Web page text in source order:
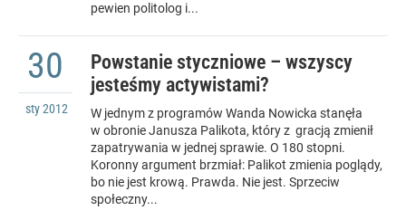
pewien politolog i...
Powstanie styczniowe – wszyscy
jesteśmy actywistami?
30
sty2012
W jednym z programów Wanda Nowicka stanęła
w obronie Janusza Palikota, który z gracją zmienił
zapatrywania w jednej sprawie. O 180 stopni.
Koronny argument brzmiał: Palikot zmienia poglądy,
bo nie jest krową. Prawda. Nie jest. Sprzeciw
społeczny...